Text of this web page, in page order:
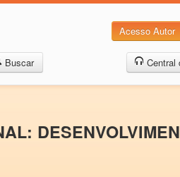
Acesso Autor
Buscar Central